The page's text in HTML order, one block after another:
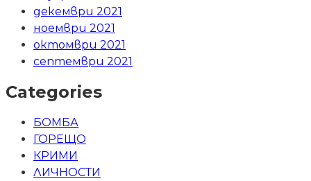
декември 2021
ноември 2021
октомври 2021
септември 2021
Categories
БОМБА
ГОРЕЩО
КРИМИ
ЛИЧНОСТИ